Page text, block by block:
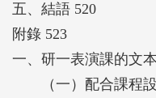
五、結語 520
附錄 523
一、研一表演課的文
（一）配合課程設